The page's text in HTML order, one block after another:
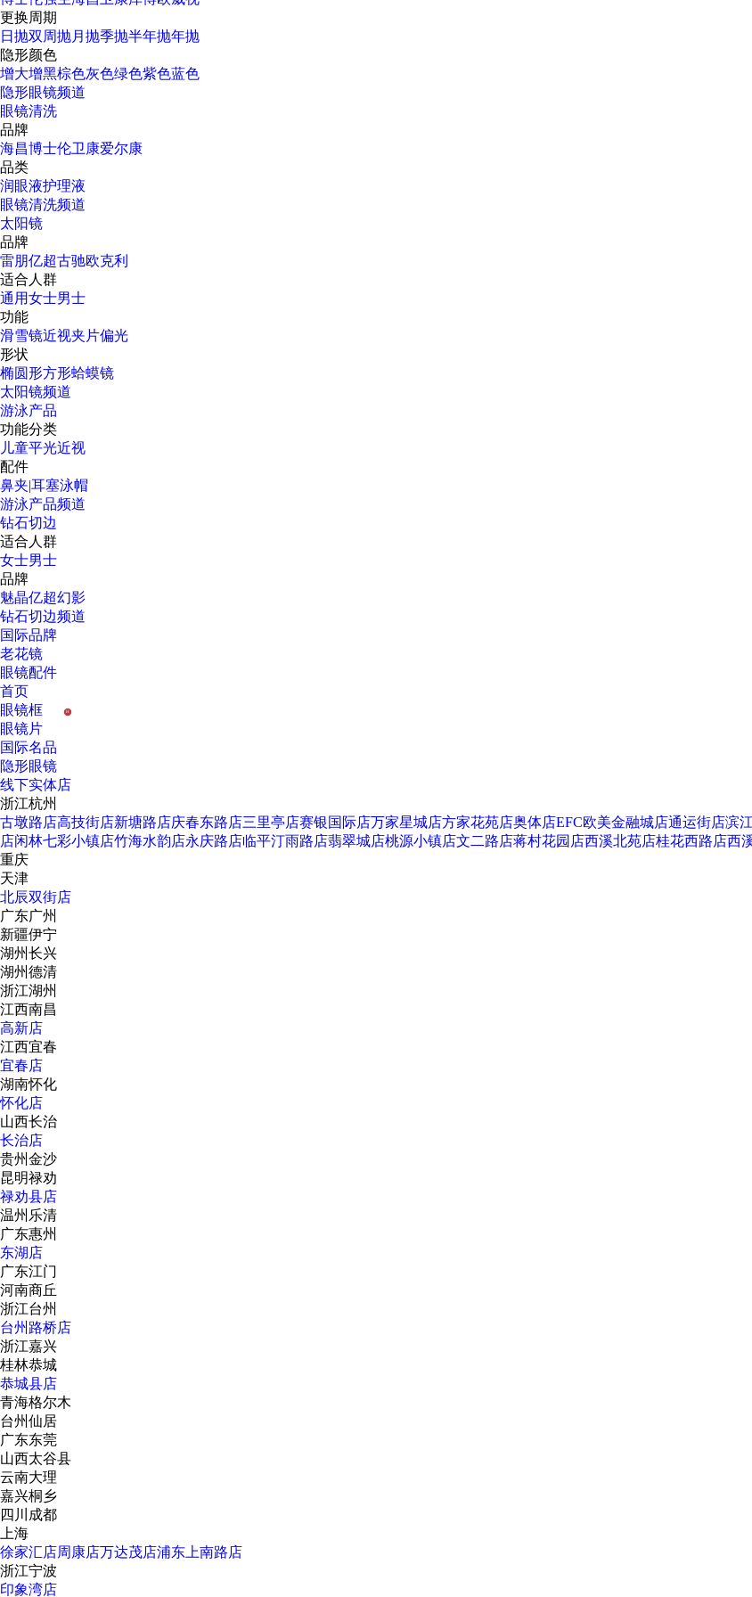
更换周期
日抛双周抛月抛季抛半年抛年抛
隐形颜色
增大增黑棕色灰色绿色紫色蓝色
隐形眼镜频道
眼镜清洗
品牌
海昌博士伦卫康爱尔康
品类
润眼液护理液
眼镜清洗频道
太阳镜
品牌
雷朋亿超古驰欧克利
适合人群
通用女士男士
功能
滑雪镜近视夹片偏光
形状
椭圆形方形蛤蟆镜
太阳镜频道
游泳产品
功能分类
儿童平光近视
配件
鼻夹|耳塞泳帽
游泳产品频道
钻石切边
适合人群
女士男士
品牌
魅晶亿超幻影
钻石切边频道
国际品牌
老花镜
眼镜配件
首页
H
眼镜框
眼镜片
国际名品
隐形眼镜
线下实体店
浙江杭州
古墩路店高技街店新塘路店庆春东路店三里亭店赛银国际店万家星城店方家花苑店奥体店EFC欧美金融城店通运街店滨
店闲林七彩小镇店竹海水韵店永庆路店临平汀雨路店翡翠城店桃源小镇店文二路店蒋村花园店西溪北苑店桂花西路店西
重庆
天津
北辰双街店
广东广州
新疆伊宁
湖州长兴
湖州德清
浙江湖州
江西南昌
高新店
江西宜春
宜春店
湖南怀化
怀化店
山西长治
长治店
贵州金沙
昆明禄劝
禄劝县店
温州乐清
广东惠州
东湖店
广东江门
河南商丘
浙江台州
台州路桥店
浙江嘉兴
桂林恭城
恭城县店
青海格尔木
台州仙居
广东东莞
山西太谷县
云南大理
嘉兴桐乡
四川成都
上海
徐家汇店周康店万达茂店浦东上南路店
浙江宁波
印象湾店